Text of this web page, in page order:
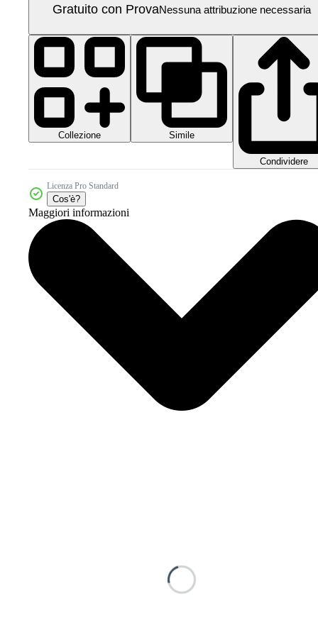
Gratuito con ProvaNessuna attribuzione necessaria
Collezione Simile
Condividere
Licenza Pro Standard
Cos'è?
Maggiori informazioni